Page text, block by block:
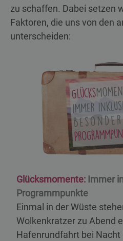
zu schaffen. Dabei setzen
Faktoren, die uns von den
unterscheiden:
Glücksmomente: Immer
Programmpunkte
Einmal in der Wüste
Wolkenkratzer zu Abend
Hafenrundfahrt bei Nacht